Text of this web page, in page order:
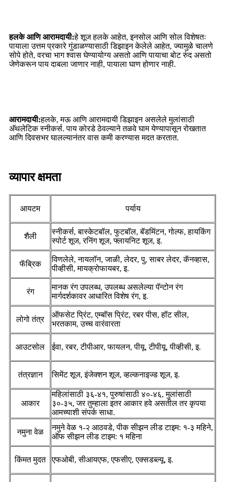
हलके आणि आरामदायी:हे शूज हलके आहेत, इनसोल आणि सोल विशेषतः
पायाला उत्तम प्रकारे गुंडाळण्यासाठी डिझाइन केलेले आहेत, ज्यामुळे चालणे
सोपे होते, वरचा भाग श्वास घेण्यायोग्य असतो आणि पायाचा बोट रुंद असतो
जेणेकरून पाय दाबला जाणार नाही, पायाला घाण होणार नाही.
आरामदायी:हलके, मऊ आणि आरामदायी डिझाइन असलेले मुलांसाठी
अ‍ॅथलेटिक स्नीकर्स. पाय कोरडे ठेवल्याने तळवे घाम येण्यापासून रोखतात
आणि दिवसभर घालल्यानंतर वास कमी करण्यास मदत करतात.
व्यापार क्षमता
आयटम पर्याय
शैली
स्नीकर्स, बास्केटबॉल, फुटबॉल, बॅडमिंटन, गोल्फ, हायकिंग
स्पोर्ट शूज, रनिंग शूज, फ्लायनिट शूज, इ.
फॅब्रिक
विणलेले, नायलॉन, जाळी, लेदर, पु, साबर लेदर, कॅनव्हास,
पीव्हीसी, मायक्रोफायबर, इ.
रंग
मानक रंग उपलब्ध, उपलब्ध असलेल्या पॅन्टोन रंग
मार्गदर्शकावर आधारित विशेष रंग, इ.
लोगो तंत्र
ऑफसेट प्रिंट, एम्बॉस प्रिंट, रबर पीस, हॉट सील,
भरतकाम, उच्च वारंवारता
आउटसोल ईवा, रबर, टीपीआर, फायलन, पीयू, टीपीयू, पीव्हीसी, इ.
तंत्रज्ञान सिमेंट शूज, इंजेक्शन शूज, व्हल्कनाइज्ड शूज, इ.
आकार
महिलांसाठी ३६-४१, पुरुषांसाठी ४०-४६, मुलांसाठी
३०-३५, जर तुम्हाला इतर आकार हवे असतील तर कृपया
आमच्याशी संपर्क साधा.
नमुना वेळ
नमुने वेळ १-२ आठवडे, पीक सीझन लीड टाइम: १-३ महिने,
ऑफ सीझन लीड टाइम: १ महिना
किंमत मुदत एफओबी, सीआयएफ, एफसीए, एक्सडब्ल्यू, इ.